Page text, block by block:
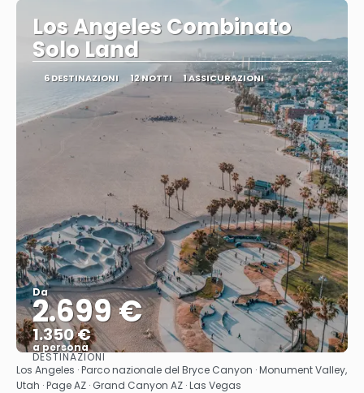
Los Angeles Combinato
Solo Land
6 DESTINAZIONI 12 NOTTI 1 ASSICURAZIONI
Da
2.699 €
1.350 €
a persona
Vedere
DESTINAZIONI
Los Angeles · Parco nazionale del Bryce Canyon · Monument Valley,
Utah · Page AZ · Grand Canyon AZ · Las Vegas